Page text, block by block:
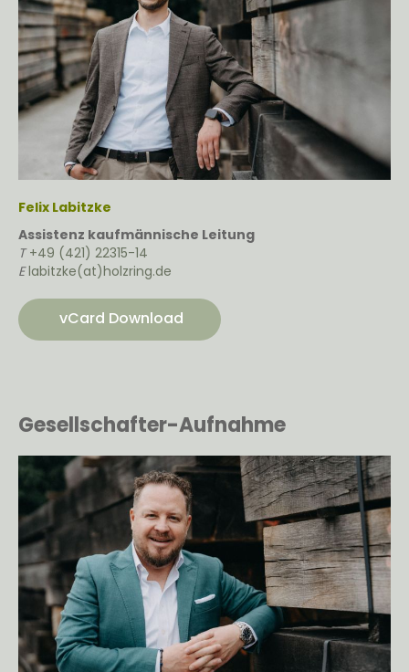
Felix Labitzke
Assistenz kaufmännische Leitung
T +49 (421) 22315-14
E labitzke(at)holzring.de
vCard Download
Gesellschafter-Aufnahme